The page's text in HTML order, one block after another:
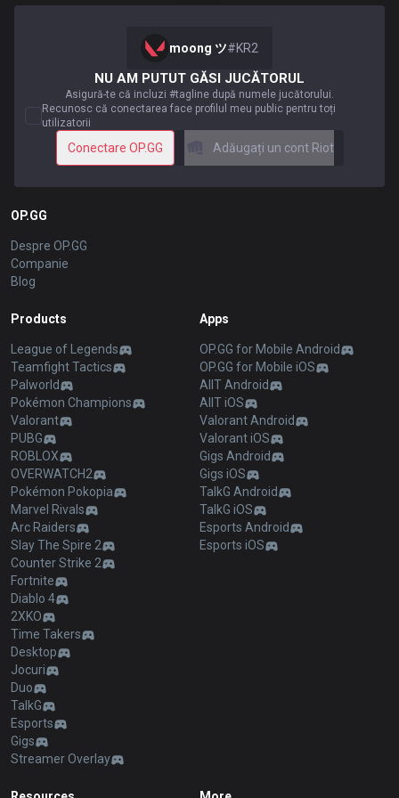
moong ツ#KR2
NU AM PUTUT GĂSI JUCĂTORUL
Asigură-te că incluzi #tagline după numele jucătorului.
Recunosc că conectarea face profilul meu public pentru toți
utilizatorii
Conectare OP.GG Adăugați un cont Riot
OP.GG
Despre OP.GG
Companie
Blog
Products
League of Legends
Teamfight Tactics
Palworld
Pokémon Champions
Valorant
PUBG
ROBLOX
OVERWATCH2
Pokémon Pokopia
Marvel Rivals
Arc Raiders
Slay The Spire 2
Counter Strike 2
Fortnite
Diablo 4
2XKO
Time Takers
Desktop
Jocuri
Duo
TalkG
Esports
Gigs
Streamer Overlay
Apps
OP.GG for Mobile Android
OP.GG for Mobile iOS
AllT Android
AllT iOS
Valorant Android
Valorant iOS
Gigs Android
Gigs iOS
TalkG Android
TalkG iOS
Esports Android
Esports iOS